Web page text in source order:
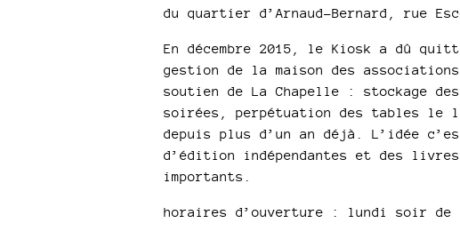
du quartier d’Arnaud-Bernard, rue
En décembre 2015, le Kiosk a dû
gestion de la maison des
soutien de La Chapelle : stockage
soirées, perpétuation des tables le
depuis plus d’un an déjà. L’idée
d’édition indépendantes et des
importants.
horaires d’ouverture : lundi soir